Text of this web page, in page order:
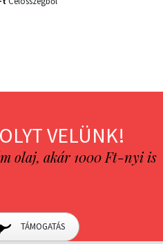
VELÜNK!
olaj, akár 1000 Ft-nyi is
TÁMOGATÁS